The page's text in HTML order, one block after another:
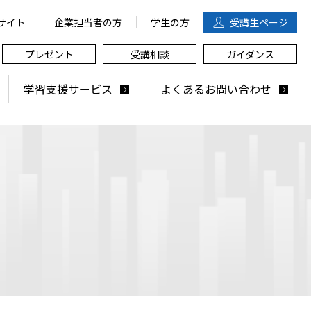
学習支援サービス よくあるお問い合わせ
受講生ページ
企業担当者の方 学生の方
イト
プレゼント 受講相談 ガイダンス